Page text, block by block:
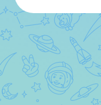
Тренер